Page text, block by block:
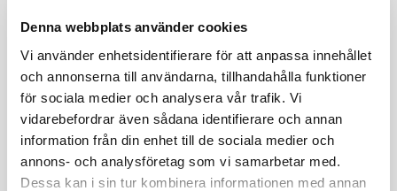
Denna webbplats använder cookies
Vi använder enhetsidentifierare för att anpassa innehållet
och annonserna till användarna, tillhandahålla funktioner
för sociala medier och analysera vår trafik. Vi
vidarebefordrar även sådana identifierare och annan
information från din enhet till de sociala medier och
annons- och analysföretag som vi samarbetar med.
Dessa kan i sin tur kombinera informationen med annan
Volym: 73 liter
Vikt: 5,8 kg
Garanti: Begränsad 3-års global garanti
Tillv. art. nr:
SAMSONITE
Hopvikbar Ryggsäck M TA Revolution Svart
A15744
Tillv. art. nr:
157182-1041
Rek: 429,00 kr